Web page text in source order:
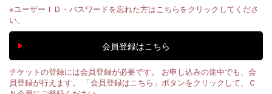
※ユーザーＩＤ・パスワードを忘れた方はこちらをクリックしてくださ
い。
チケットの登録には会員登録が必要です。 お申し込みの途中でも、会
員登録が行えます。 「会員登録はこちら」ボタンをクリックして、Ｃ